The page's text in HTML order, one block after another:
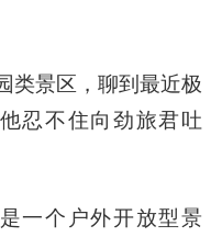
类景区，聊到最近极
忍不住向劲旅君吐
一个户外开放型景